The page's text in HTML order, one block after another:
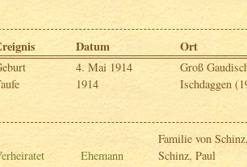
Datum Ort
4. Mai 1914
Groß
1914 Ischdaggen
Familie von
Ehemann Schinz, Paul